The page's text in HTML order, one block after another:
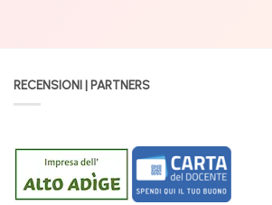
RECENSIONI | PARTNERS